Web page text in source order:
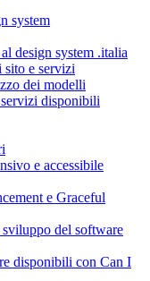
system
design system .italia
sito e servizi
dei modelli
disponibili
e accessibile
e Graceful
del software
disponibili con Can I